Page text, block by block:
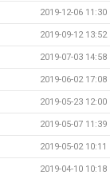
2019-12-06 11:30
2019-09-12 13:52
2019-07-03 14:58
2019-06-02 17:08
2019-05-23 12:00
2019-05-07 11:39
2019-05-02 10:11
2019-04-10 10:18